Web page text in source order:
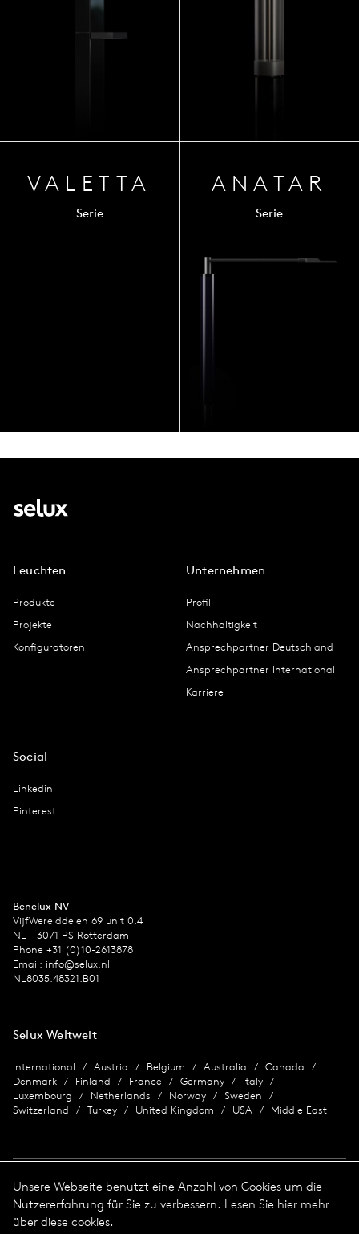
VALETTA
Serie
ANA TAR
Serie
Leuchten
Produkte
Projekte
Konfiguratoren
Unternehmen
Profil
Nachhaltigkeit
Ansprechpartner Deutschland
Ansprechpartner International
Karriere
Social
Linkedin
Pinterest
Benelux NV
VijfWerelddelen 69 unit 0.4
NL - 3071 PS Rotterdam
Phone +31 (0)10-2613878
Email: info@selux.nl
NL8035.48321.B01
Selux Weltweit
International Austria Belgium Australia
Canada
Denmark
Finland France Germany
Italy
Luxembourg
Netherlands Norway
Sweden
Switzerland
Turkey United Kingdom USA Middle East
Impressum
Unsere Webseite benutzt eine Anzahl von Cookies um die
Nutzererfahrung für Sie zu verbessern. Lesen Sie hier mehr
über diese cookies.